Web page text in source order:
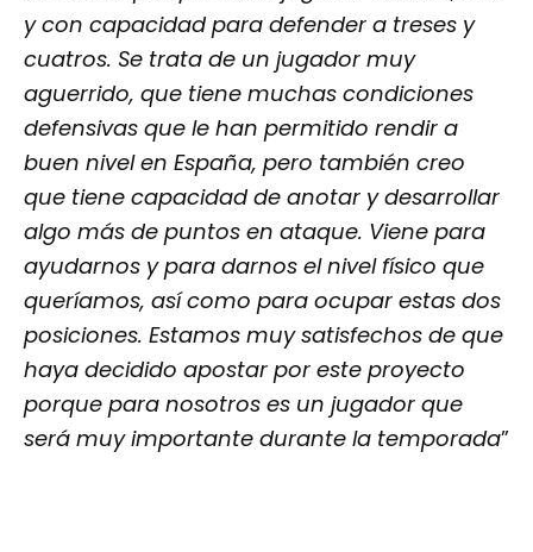
y con capacidad para defender a treses y
cuatros. Se trata de un jugador muy
aguerrido, que tiene muchas condiciones
defensivas que le han permitido rendir a
buen nivel en España, pero también creo
que tiene capacidad de anotar y desarrollar
algo más de puntos en ataque. Viene para
ayudarnos y para darnos el nivel físico que
queríamos, así como para ocupar estas dos
posiciones. Estamos muy satisfechos de que
haya decidido apostar por este proyecto
porque para nosotros es un jugador que
será muy importante durante la temporada”